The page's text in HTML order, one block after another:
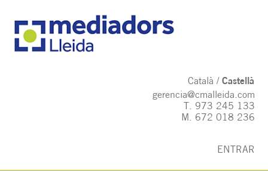
Català
Castellà
gerencia@cmalleida.com
T. 973 245 133
M. 672 018 236
ENTRAR